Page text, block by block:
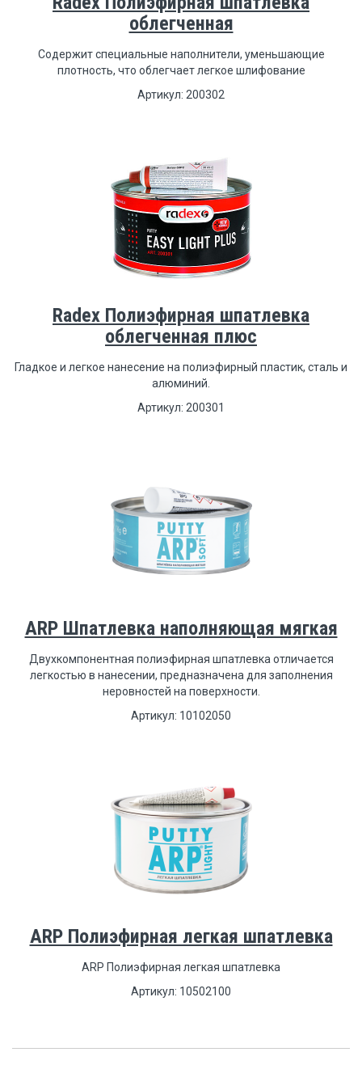
облегченная
Содержит специальные наполнители, уменьшающие
плотность, что облегчает легкое шлифование
Артикул: 200302
Radex Полиэфирная шпатлевка
облегченная плюс
Гладкое и легкое нанесение на полиэфирный пластик, сталь и
алюминий.
Артикул: 200301
ARP Шпатлевка наполняющая мягкая
Двухкомпонентная полиэфирная шпатлевка отличается
легкостью в нанесении, предназначена для заполнения
неровностей на поверхности.
Артикул: 10102050
ARP Полиэфирная легкая шпатлевка
ARP Полиэфирная легкая шпатлевка
Артикул: 10502100